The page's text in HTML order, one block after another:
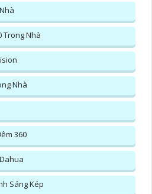
Trong Nhà
Nhà
360
Sáng Kép